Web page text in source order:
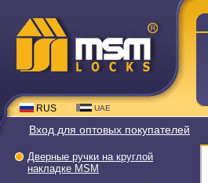
RUS UAE
Вход для оптовых покупателей
Дверные ручки на круглой
накладке МSМ